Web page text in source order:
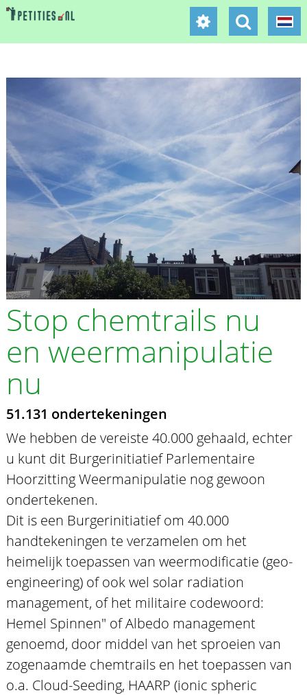
Stop chemtrails nu
en weermanipulatie
nu
51.131 ondertekeningen
We hebben de vereiste 40.000 gehaald, echter
u kunt dit Burgerinitiatief Parlementaire
Hoorzitting Weermanipulatie nog gewoon
ondertekenen.
Dit is een Burgerinitiatief om 40.000
handtekeningen te verzamelen om het
heimelijk toepassen van weermodificatie (geo-
engineering) of ook wel solar radiation
management, of het militaire codewoord:
Hemel Spinnen" of Albedo management
genoemd, door middel van het sproeien van
zogenaamde chemtrails en het toepassen van
o.a. Cloud-Seeding, HAARP (ionic spheric